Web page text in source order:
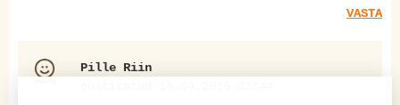
VASTA
Pille Riin